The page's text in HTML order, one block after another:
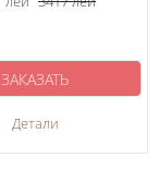
Детали
ЗАКАЗАТЬ